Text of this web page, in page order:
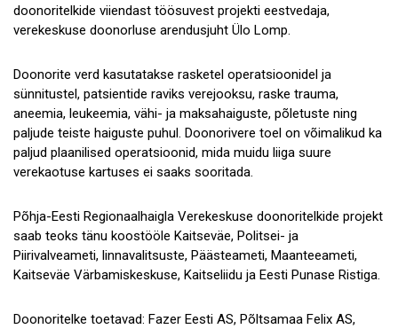
doonoritelkide viiendast töösuvest projekti eestvedaja,
verekeskuse doonorluse arendusjuht Ülo Lomp.
Doonorite verd kasutatakse rasketel operatsioonidel ja
sünnitustel, patsientide raviks verejooksu, raske trauma,
aneemia, leukeemia, vähi- ja maksahaiguste, põletuste ning
paljude teiste haiguste puhul. Doonorivere toel on võimalikud ka
paljud plaanilised operatsioonid, mida muidu liiga suure
verekaotuse kartuses ei saaks sooritada.
Põhja-Eesti Regionaalhaigla Verekeskuse doonoritelkide projekt
saab teoks tänu koostööle Kaitseväe, Politsei- ja
Piirivalveameti, linnavalitsuste, Päästeameti, Maanteeameti,
Kaitseväe Värbamiskeskuse, Kaitseliidu ja Eesti Punase Ristiga.
Doonoritelke toetavad: Fazer Eesti AS, Põltsamaa Felix AS,